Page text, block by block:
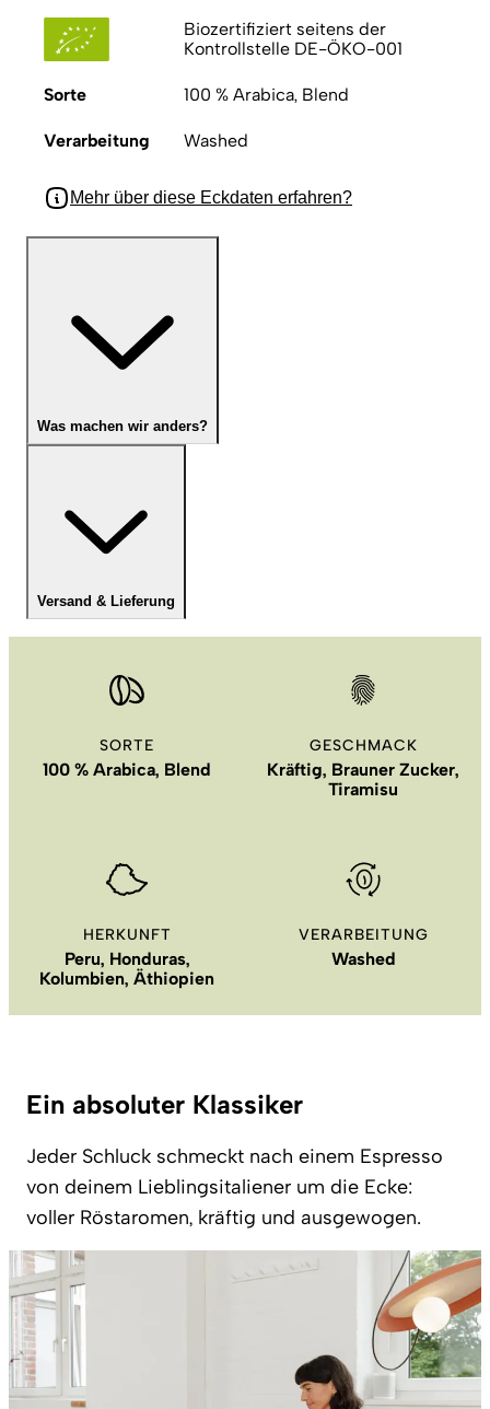
Biozertifiziert seitens der
Kontrollstelle DE-ÖKO-001
Sorte 100 % Arabica, Blend
Verarbeitung Washed
Mehr über diese Eckdaten erfahren?
Was machen wir anders?
Versand & Lieferung
SORTE
100 % Arabica, Blend
GESCHMACK
Kräftig, Brauner Zucker,
Tiramisu
HERKUNFT
Peru, Honduras,
Kolumbien, Äthiopien
VERARBEITUNG
Washed
Ein absoluter Klassiker
Jeder Schluck schmeckt nach einem Espresso
von deinem Lieblingsitaliener um die Ecke:
voller Röstaromen, kräftig und ausgewogen.